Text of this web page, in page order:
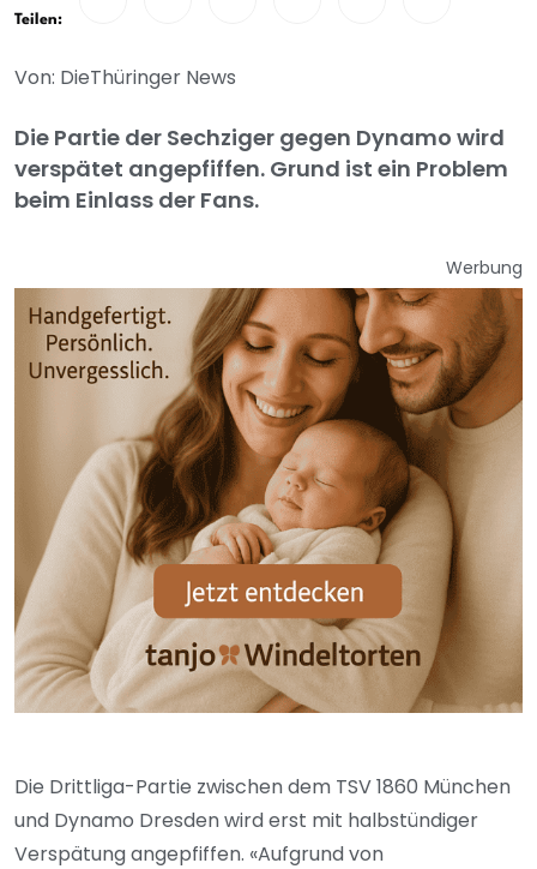
Teilen:
Von: DieThüringer News
Die Partie der Sechziger gegen Dynamo wird
verspätet angepfiffen. Grund ist ein Problem
beim Einlass der Fans.
Werbung
Die Drittliga-Partie zwischen dem TSV 1860 München
und Dynamo Dresden wird erst mit halbstündiger
Verspätung angepfiffen. «Aufgrund von